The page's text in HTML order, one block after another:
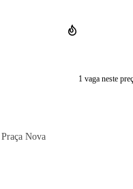
1 vaga neste
Nova